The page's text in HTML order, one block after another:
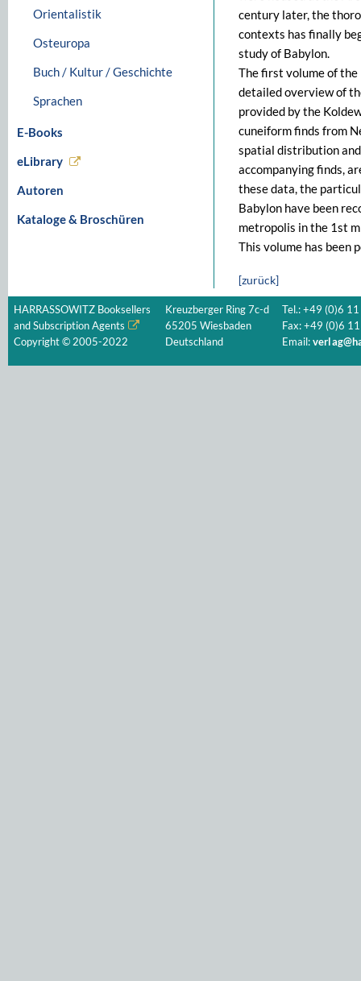
Orientalistik
Osteuropa
Buch / Kultur / Geschichte
Sprachen
E-Books
eLibrary
Autoren
Kataloge & Broschüren
century later, the
contexts has finally
study of Babylon.
The first volume of the
detailed overview of
provided by the
cuneiform finds from
spatial distribution
accompanying finds,
these data, the
Babylon have been
metropolis in the 1st
This volume has been
[zurück]
HARRASSOWITZ Booksellers
and Subscription Agents
Copyright © 2005-2022
Kreuzberger Ring 7c-d
65205 Wiesbaden
Deutschland
Tel.: +49 (0)6
Fax: +49 (0)6
Email: